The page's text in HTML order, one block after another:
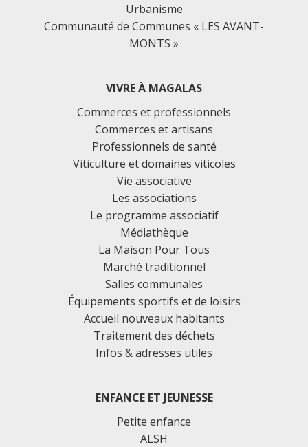
Urbanisme
Communauté de Communes « LES AVANT-
MONTS »
VIVRE À MAGALAS
Commerces et professionnels
Commerces et artisans
Professionnels de santé
Viticulture et domaines viticoles
Vie associative
Les associations
Le programme associatif
Médiathèque
La Maison Pour Tous
Marché traditionnel
Salles communales
Équipements sportifs et de loisirs
Accueil nouveaux habitants
Traitement des déchets
Infos & adresses utiles
ENFANCE ET JEUNESSE
Petite enfance
ALSH